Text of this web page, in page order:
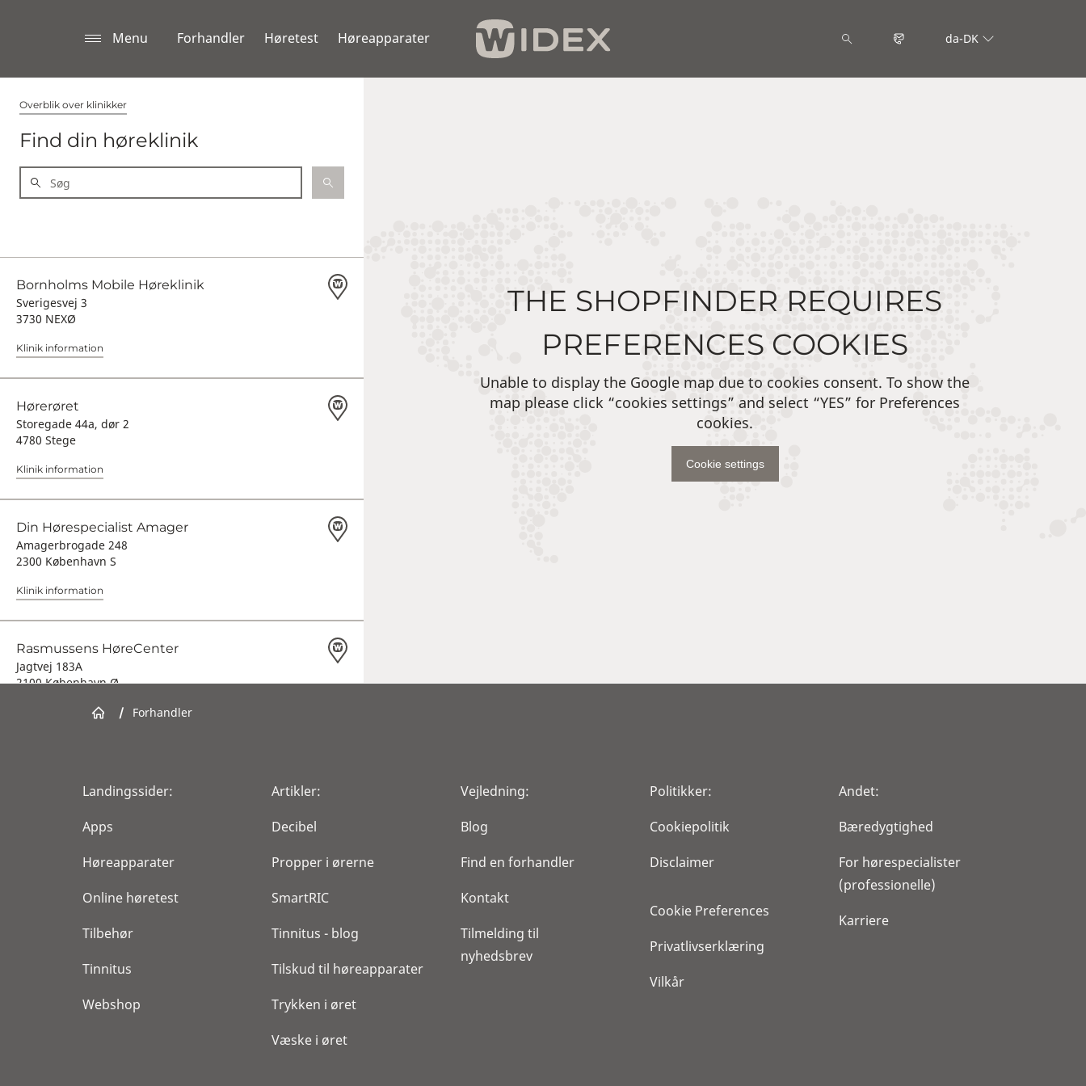
Menu Forhandler Høretest Høreapparater da-DK
Overblik over klinikker
Find din høreklinik
THE SHOPFINDER REQUIRES
PREFERENCES COOKIES
Unable to display the Google map due to cookies consent. To show the
map please click “cookies settings” and select “YES” for Preferences
cookies.
Cookie settings
Bornholms Mobile Høreklinik
Sverigesvej 3
3730 NEXØ
Klinik information
Hørerøret
Storegade 44a, dør 2
4780 Stege
Klinik information
Din Hørespecialist Amager
Amagerbrogade 248
2300 København S
Klinik information
Rasmussens HøreCenter
Jagtvej 183A
2100 København Ø
Klinik information
Strandvejen 78, st
Klinik information
Din Hørespecialist Frb C
2000 Frederiksberg
Helenes Høreklinik
/ Forhandler
Landingssider:
Apps
Høreapparater
Online høretest
Tilbehør
Tinnitus
Webshop
Artikler:
Decibel
Propper i ørerne
SmartRIC
Tinnitus - blog
Tilskud til høreapparater
Trykken i øret
Væske i øret
Vejledning:
Blog
Find en forhandler
Kontakt
Tilmelding til
nyhedsbrev
Politikker:
Cookiepolitik
Disclaimer
Cookie Preferences
Privatlivserklæring
Vilkår
Andet:
Bæredygtighed
For hørespecialister
(professionelle)
Karriere